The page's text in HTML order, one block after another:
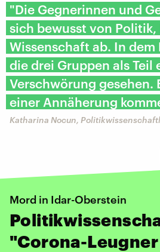
"Die Gegnerinnen und
sich bewusst von Politik,
Wissenschaft ab. In
die drei Gruppen als Teil
Verschwörung gesehen.
einer Annäherung
Katharina Nocun,
Mord in Idar-Oberstein
"Corona-